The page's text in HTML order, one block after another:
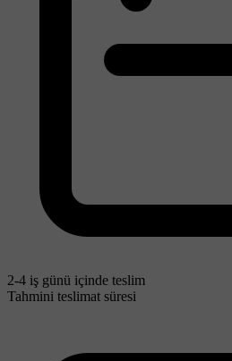
2-4 iş günü içinde teslim
Tahmini teslimat süresi